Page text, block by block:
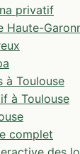
privatif
Haute-
à Toulouse
à Toulouse
complet